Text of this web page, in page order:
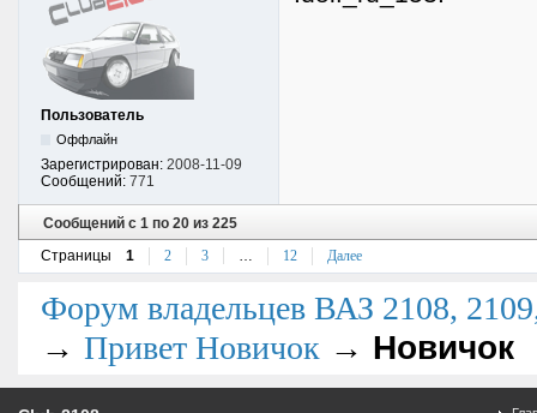
Пользователь
Оффлайн
Зарегистрирован: 2008-11-09
Сообщений: 771
Сообщений с 1 по 20 из 225
Страницы
1 2 3 … 12 Далее
Форум владельцев ВАЗ 2108,
→ Привет Новичок → Новичок